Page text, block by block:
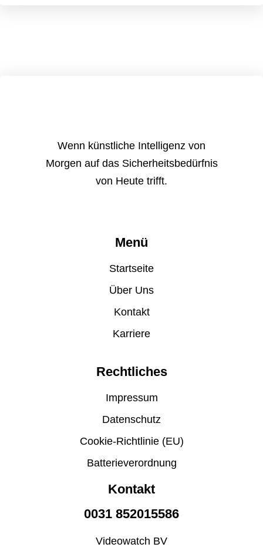
Wenn künstliche Intelligenz von
Morgen auf das Sicherheitsbedürfnis
von Heute trifft.
Menü
Startseite
Über Uns
Kontakt
Karriere
Rechtliches
Impressum
Datenschutz
Cookie-Richtlinie (EU)
Batterieverordnung
Kontakt
0031 852015586
Videowatch BV